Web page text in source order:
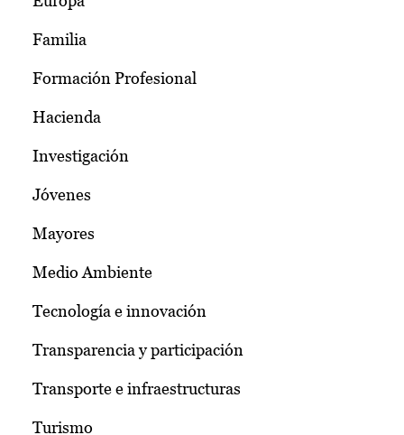
Familia
Formación Profesional
Hacienda
Investigación
Jóvenes
Mayores
Medio Ambiente
Tecnología e innovación
Transparencia y participación
Transporte e infraestructuras
Turismo